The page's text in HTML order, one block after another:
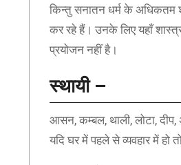
किन्तु सनातन धर्म के अधिकतम
कर रहे हैं। उनके लिए यहाँ
प्रयोजन नहीं है।
स्थायी –
आसन, कम्बल, थाली, लोटा,
यदि घर में पहले से व्यवहार में हो